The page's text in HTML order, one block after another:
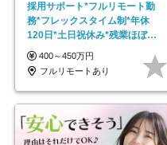
採用サポート*フルリモート勤
務*フレックスタイム制*年休
120日*土日祝休み*残業ほぼな
し*育児中社員8割以上
400～450万円
フルリモートあり